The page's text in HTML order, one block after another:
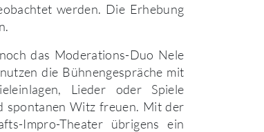
werden. Die Erhebung
das Moderations-Duo Nele
die Bühnengespräche mit
Lieder oder Spiele
spontanen Witz freuen. Mit der
Impro-Theater übrigens ein